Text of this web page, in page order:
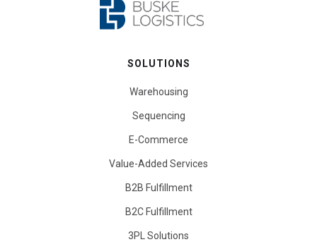
SOLUTIONS
Warehousing
Sequencing
E-Commerce
Value-Added Services
B2B Fulfillment
B2C Fulfillment
3PL Solutions